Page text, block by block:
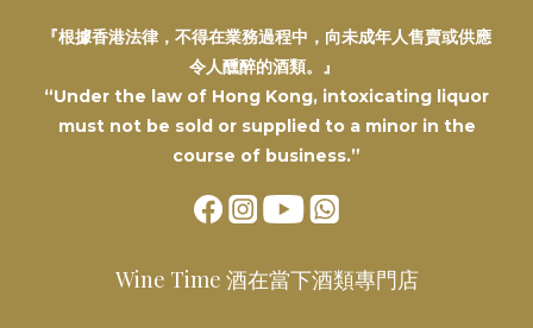
『根據香港法律，不得在業務過程中，向未成年人售賣或供應
令人醺醉的酒類。』
“Under the law of Hong Kong, intoxicating liquor
must not be sold or supplied to a minor in the
course of business.”
Wine Time 酒在當下酒類專門店